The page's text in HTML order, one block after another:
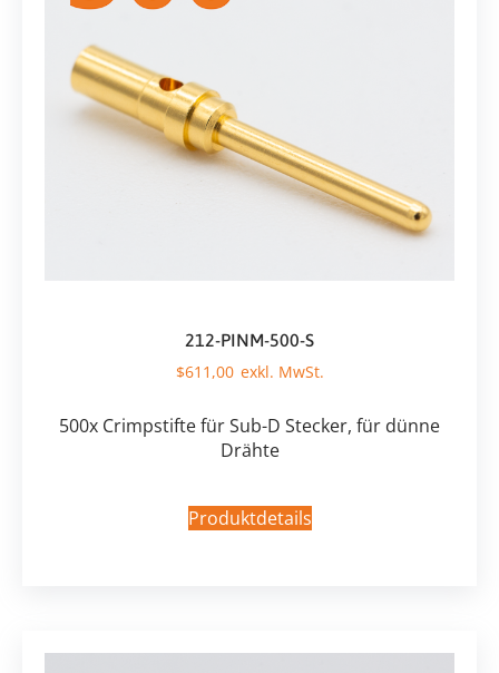
212-PINM-500-S
$611,00
500x Crimpstifte für Sub-D Stecker, für dünne
Drähte
Produktdetails